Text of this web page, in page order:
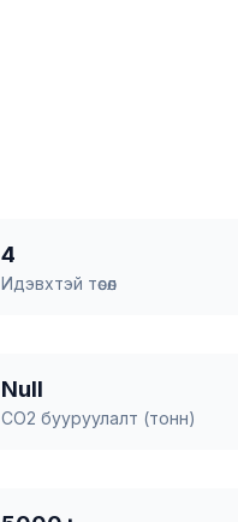
4
Идэвхтэй төсөл
Null
CO2 бууруулалт (тонн)